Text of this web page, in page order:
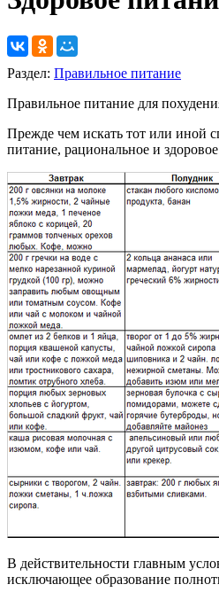
Раздел: Правильное питание
Правильное питание для
Прежде чем искать тот или иной
питание, рациональное и
В действительности главным
исключающее образование